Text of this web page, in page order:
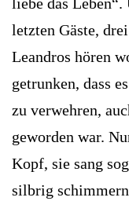
letzten Gäste,
Leandros hören
getrunken, dass
zu verwehren,
geworden war.
Kopf, sie sang
silbrig